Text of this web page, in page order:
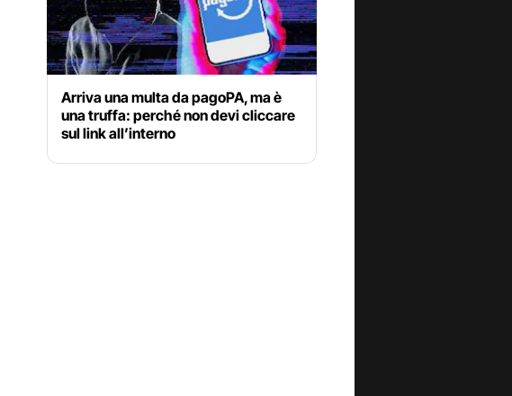
Arriva una multa da pagoPA, ma è
una truffa: perché non devi cliccare
sul link all’interno